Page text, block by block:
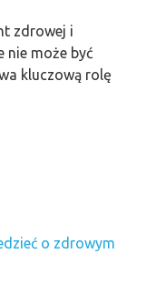
zdrowej i
nie może być
kluczową rolę
o zdrowym